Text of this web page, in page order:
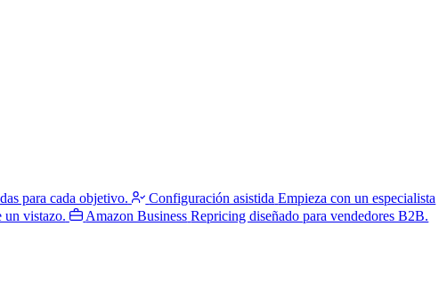
para cada objetivo. Configuración asistida Empieza con un especialista
vistazo. Amazon Business Repricing diseñado para vendedores B2B.